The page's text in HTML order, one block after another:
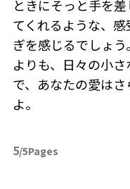
ときにそっと手を
てくれるような、
ぎを感じるでしょ
よりも、日々の小
で、あなたの愛は
よ。
5/5Pages